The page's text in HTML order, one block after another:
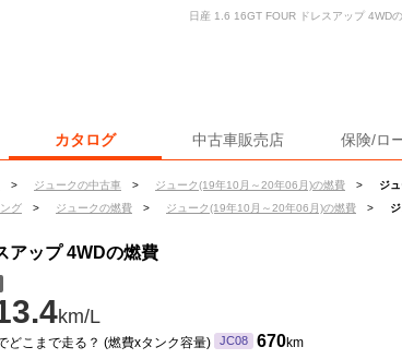
カタログ 中古車販売店 保険/ロ
> ジュークの中古車 > ジューク(19年10月～20年06月)の燃費 >
ジ
グ > ジュークの燃費 > ジューク(19年10月～20年06月)の燃費 >
日産 1.6 16GT FOUR ドレスアップ 4WD
アップ 4WDの燃費
km/L
どこまで走る？ (燃費xタンク容量) JC08 670km